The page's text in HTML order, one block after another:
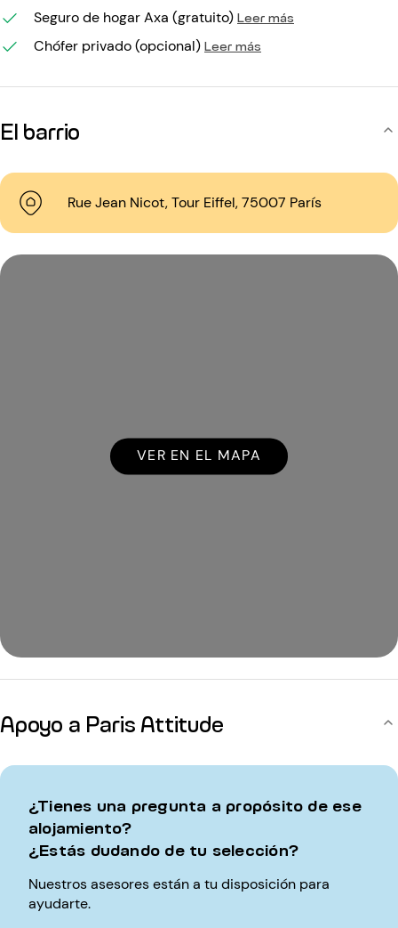
Seguro de hogar Axa (gratuito) Leer más
Chófer privado (opcional) Leer más
El barrio
Rue Jean Nicot, Tour Eiffel, 75007 París
VER EN EL MAPA
Apoyo a Paris Attitude
¿Tienes una pregunta a propósito de ese
alojamiento?
¿Estás dudando de tu selección?
Nuestros asesores están a tu disposición para
ayudarte.